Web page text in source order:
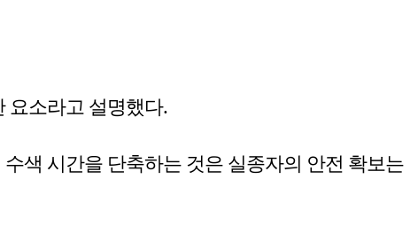
요소라고 설명했다.
색 시간을 단축하는 것은 실종자의 안전 확보는